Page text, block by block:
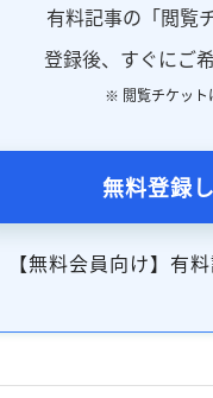
有料記事の「閲覧
登録後、すぐにご
※ 閲覧チケット
無料登録
【無料会員向け】有